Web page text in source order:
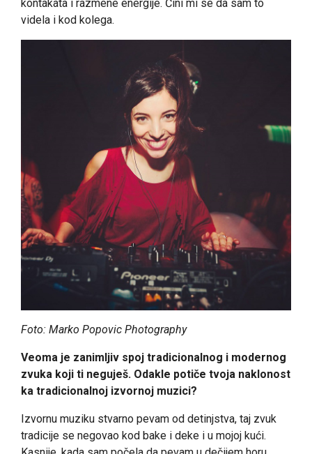
kontakata i razmene energije. Čini mi se da sam to
videla i kod kolega.
Foto: Marko Popovic Photography
Veoma je zanimljiv spoj tradicionalnog i modernog
zvuka koji ti neguješ. Odakle potiče tvoja naklonost
ka tradicionalnoj izvornoj muzici?
Izvornu muziku stvarno pevam od detinjstva, taj zvuk
tradicije se negovao kod bake i deke i u mojoj kući.